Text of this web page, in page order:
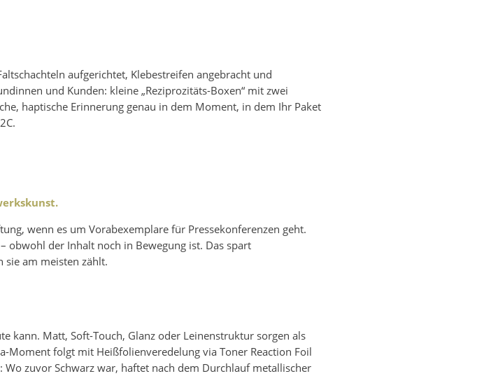
aufgerichtet, Klebestreifen angebracht und
und Kunden: kleine „Reziprozitäts-Boxen“ mit zwei
haptische Erinnerung genau in dem Moment, in dem Ihr Paket
wenn es um Vorabexemplare für Pressekonferenzen geht.
obwohl der Inhalt noch in Bewegung ist. Das spart
sie am meisten zählt.
kann. Matt, Soft-Touch, Glanz oder Leinenstruktur sorgen als
Moment folgt mit Heißfolienveredelung via Toner Reaction Foil
zuvor Schwarz war, haftet nach dem Durchlauf metallischer